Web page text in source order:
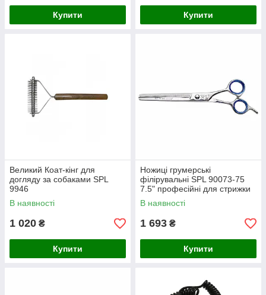
Купити Купити
Великий Коат-кінг для
догляду за собаками SPL
9946
В наявності
1 020 ₴
Купити
Ножиці грумерські
філірувальні SPL 90073-75
7.5" професійні для стрижки
тварин
В наявності
1 693 ₴
Купити